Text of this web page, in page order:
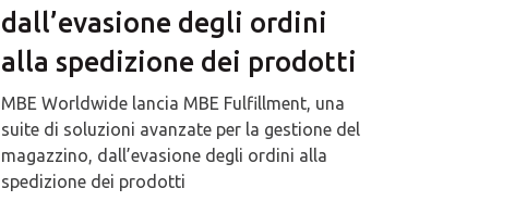
dall’evasione degli ordini
alla spedizione dei prodotti
MBE Worldwide lancia MBE Fulfillment, una
suite di soluzioni avanzate per la gestione del
magazzino, dall’evasione degli ordini alla
spedizione dei prodotti